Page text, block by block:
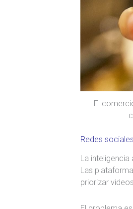
El
Redes
La
Las
priorizar